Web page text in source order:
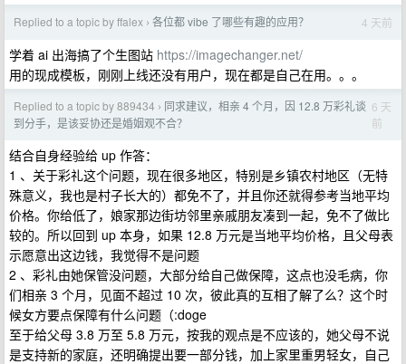
Replied to a topic by ffalex › 各位都 vibe 了哪些有趣的应用？ 4 天前
学着 ai 出海搞了个生图站 https://imagechanger.net/
用的现成模板，刚刚上线还没有用户，现在都是自己在用。。。
Replied to a topic by 889434 › 同求建议，相亲 4 个月，因 12.8 万彩礼谈
到分手，是该妥协还是婚姻观不合？
6 天
前
结合自身经验给 up 作答：
1 、关于彩礼这个问题，现在很多地区，特别是乡镇农村地区（无特
殊意义，我也是村子长大的）都免不了，并且你还就得参考当地平均
价格。你给低了，娘家那边街坊邻里亲戚朋友凑到一起，免不了做比
较的。所以回到 up 本身，如果 12.8 万元是当地平均价格，且父母表
示愿意出这边钱，我觉得不是问题
2 、彩礼由她保管没问题，大部分给自己做保障，这点也没毛病，你
们相亲 3 个月，见面不超过 10 次，彼此真的互相了解了么？这个时
候女方要点保障有什么问题（:doge
至于给父母 3.8 万至 5.8 万元，按我的观点是不应该的，她父母不说
是支持新的家庭，还明确提出要一部分钱，加上家里重男轻女，自己